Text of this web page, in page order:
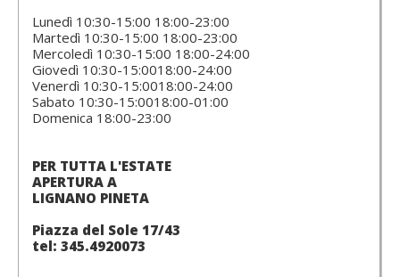
Lunedì 10:30-15:00 18:00-23:00
Martedì 10:30-15:00 18:00-23:00
Mercoledì 10:30-15:00 18:00-24:00
Giovedì 10:30-15:0018:00-24:00
Venerdì 10:30-15:0018:00-24:00
Sabato 10:30-15:0018:00-01:00
Domenica 18:00-23:00
PER TUTTA L'ESTATE
APERTURA A
LIGNANO PINETA
Piazza del Sole 17/43
tel: 345.4920073